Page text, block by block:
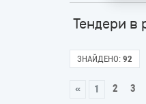
Тендери в
ЗНАЙДЕНО: 92
« 1 2 3